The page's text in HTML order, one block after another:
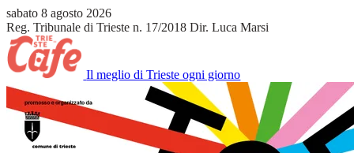
sabato 8 agosto 2026
Reg. Tribunale di Trieste n. 17/2018 Dir. Luca Marsi
Il meglio di Trieste ogni giorno